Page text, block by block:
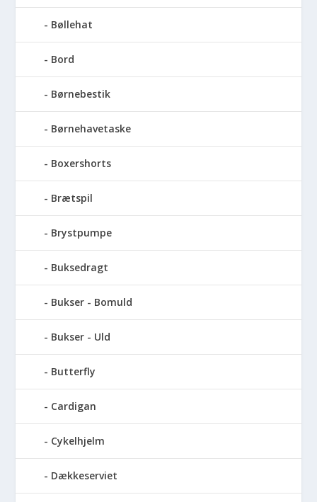
Bøllehat
Bord
Børnebestik
Børnehavetaske
Boxershorts
Brætspil
Brystpumpe
Buksedragt
Bukser - Bomuld
Bukser - Uld
Butterfly
Cardigan
Cykelhjelm
Dækkeserviet